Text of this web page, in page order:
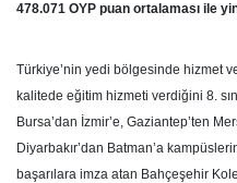
478.071 OYP puan ortalaması ile
Türkiye’nin yedi bölgesinde hizmet
kalitede eğitim hizmeti verdiğini 8.
Bursa’dan İzmir’e, Gaziantep’ten
Diyarbakır’dan Batman’a
başarılara imza atan Bahçeşehir